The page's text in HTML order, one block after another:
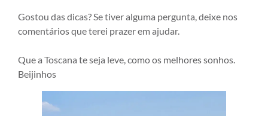
Gostou das dicas? Se tiver alguma pergunta, deixe nos
comentários que terei prazer em ajudar.
Que a Toscana te seja leve, como os melhores sonhos.
Beijinhos